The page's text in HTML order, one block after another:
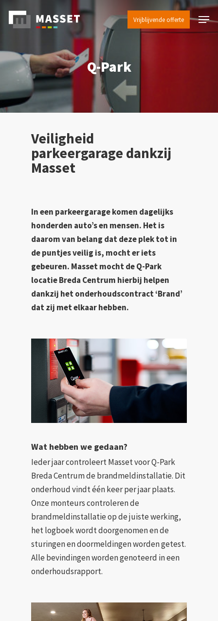
Vrijblijvende offerte Menu
Q-Park
Veiligheid
parkeergarage dankzij
Masset
In een parkeergarage komen dagelijks
honderden auto’s en mensen. Het is
daarom van belang dat deze plek tot in
de puntjes veilig is, mocht er iets
gebeuren. Masset mocht de Q-Park
locatie Breda Centrum hierbij helpen
dankzij het onderhoudscontract ‘Brand’
dat zij met elkaar hebben.
Wat hebben we gedaan?
Ieder jaar controleert Masset voor Q-Park
Breda Centrum de brandmeldinstallatie. Dit
onderhoud vindt één keer per jaar plaats.
Onze monteurs controleren de
brandmeldinstallatie op de juiste werking,
het logboek wordt doorgenomen en de
sturingen en doormeldingen worden getest.
Alle bevindingen worden genoteerd in een
onderhoudsrapport.
Close